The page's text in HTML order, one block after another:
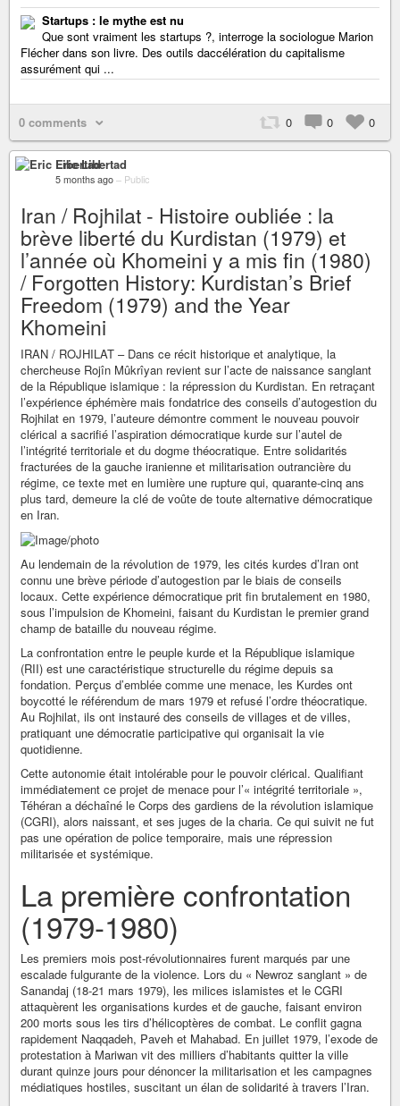
Startups : le mythe est nu
Que sont vraiment les startups ?, interroge la sociologue Marion
Flécher dans son livre. Des outils daccélération du capitalisme
assurément qui ...
0 comments 0 0 0
Eric Libertad
5 months ago – Public
Iran / Rojhilat - Histoire oubliée : la
brève liberté du Kurdistan (1979) et
l’année où Khomeini y a mis fin (1980)
/ Forgotten History: Kurdistan’s Brief
Freedom (1979) and the Year
Khomeini
IRAN / ROJHILAT – Dans ce récit historique et analytique, la
chercheuse Rojîn Mûkrîyan revient sur l’acte de naissance sanglant
de la République islamique : la répression du Kurdistan. En retraçant
l’expérience éphémère mais fondatrice des conseils d’autogestion du
Rojhilat en 1979, l’auteure démontre comment le nouveau pouvoir
clérical a sacrifié l’aspiration démocratique kurde sur l’autel de
l’intégrité territoriale et du dogme théocratique. Entre solidarités
fracturées de la gauche iranienne et militarisation outrancière du
régime, ce texte met en lumière une rupture qui, quarante-cinq ans
plus tard, demeure la clé de voûte de toute alternative démocratique
en Iran.
Au lendemain de la révolution de 1979, les cités kurdes d’Iran ont
connu une brève période d’autogestion par le biais de conseils
locaux. Cette expérience démocratique prit fin brutalement en 1980,
sous l’impulsion de Khomeini, faisant du Kurdistan le premier grand
champ de bataille du nouveau régime.
La confrontation entre le peuple kurde et la République islamique
(RII) est une caractéristique structurelle du régime depuis sa
fondation. Perçus d’emblée comme une menace, les Kurdes ont
boycotté le référendum de mars 1979 et refusé l’ordre théocratique.
Au Rojhilat, ils ont instauré des conseils de villages et de villes,
pratiquant une démocratie participative qui organisait la vie
quotidienne.
Cette autonomie était intolérable pour le pouvoir clérical. Qualifiant
immédiatement ce projet de menace pour l’« intégrité territoriale »,
Téhéran a déchaîné le Corps des gardiens de la révolution islamique
(CGRI), alors naissant, et ses juges de la charia. Ce qui suivit ne fut
pas une opération de police temporaire, mais une répression
militarisée et systémique.
La première confrontation
(1979-1980)
Les premiers mois post-révolutionnaires furent marqués par une
escalade fulgurante de la violence. Lors du « Newroz sanglant » de
Sanandaj (18-21 mars 1979), les milices islamistes et le CGRI
attaquèrent les organisations kurdes et de gauche, faisant environ
200 morts sous les tirs d’hélicoptères de combat. Le conflit gagna
rapidement Naqqadeh, Paveh et Mahabad. En juillet 1979, l’exode de
protestation à Mariwan vit des milliers d’habitants quitter la ville
durant quinze jours pour dénoncer la militarisation et les campagnes
médiatiques hostiles, suscitant un élan de solidarité à travers l’Iran.